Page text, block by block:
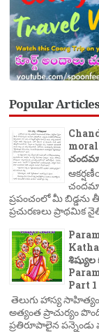
Popular Articles
ప్రపంచంలో మీ బిడ్డను
ప్రచురణలు ప్రాథమిక
Part 1
తెలుగు హాస్య
అత్యంత ప్రాచుర్యం
ప్రతిరూపాలైన పన్నెండు